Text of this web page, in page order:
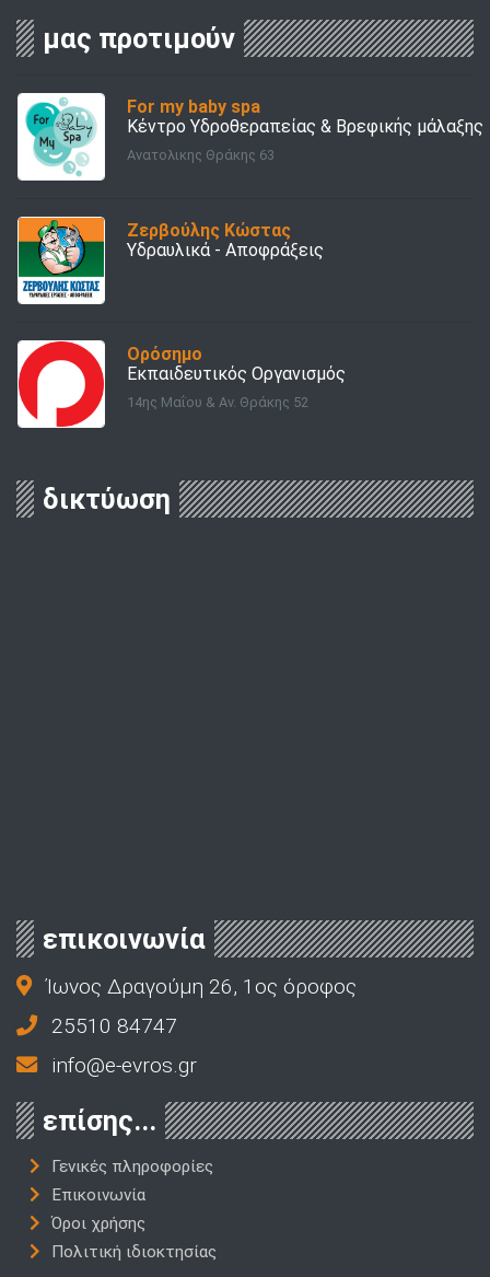
μας προτιμούν
For my baby spa
Kέντρο Υδροθεραπείας & Βρεφικής μάλαξης
Ανατολικης Θράκης 63
Ζερβούλης Κώστας
Υδραυλικά - Αποφράξεις
Ορόσημο
Εκπαιδευτικός Οργανισμός
14ης Μαΐου & Αν. Θράκης 52
δικτύωση
επικοινωνία
Ίωνος Δραγούμη 26, 1ος όροφος
25510 84747
info@e-evros.gr
επίσης...
Γενικές πληροφορίες
Επικοινωνία
Όροι χρήσης
Πολιτική ιδιοκτησίας